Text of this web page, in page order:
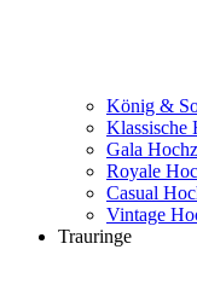
König &
Klassische
Gala
Royale
Casual
Vintage
Trauringe